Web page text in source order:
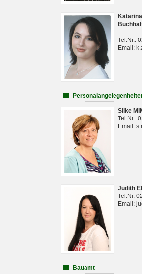
Tel.Nr.:
Email:
Silke
Tel.Nr.:
Email:
Judith
Tel.Nr.
Email:
Bauamt